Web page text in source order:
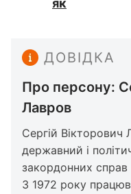
як
ДОВІДКА
Про персону:
Лавров
Сергій Вікторович
державний і
закордонних справ
З 1972 року